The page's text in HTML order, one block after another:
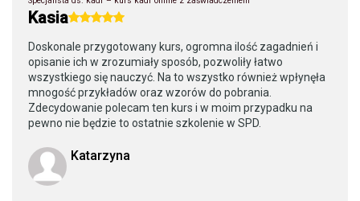
Kasia
Doskonale przygotowany kurs, ogromna ilość zagadnień i
opisanie ich w zrozumiały sposób, pozwoliły łatwo
wszystkiego się nauczyć. Na to wszystko również wpłynęła
mnogość przykładów oraz wzorów do pobrania.
Zdecydowanie polecam ten kurs i w moim przypadku na
pewno nie będzie to ostatnie szkolenie w SPD.
Katarzyna